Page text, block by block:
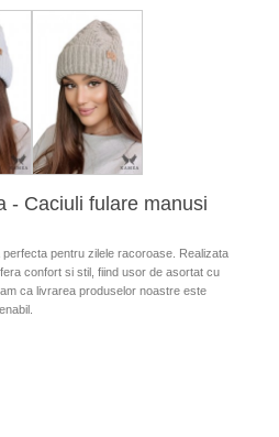
- Caciuli fulare manusi
pentru zilele racoroase. Realizata
confort si stil, fiind usor de asortat cu
ca livrarea produselor noastre este